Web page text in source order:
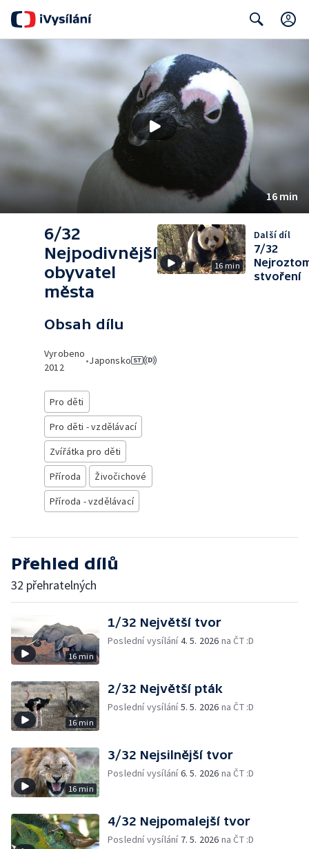
16 min
6/32
Nejpodivnější
obyvatel
města
Obsah dílu
Vyrobeno
2012
•Japonsko
Pro děti
Pro děti - vzdělávací
Zvířátka pro děti
Příroda
Živočichové
Příroda - vzdělávací
16 min
Další díl
7/32
stvoření
Přehled dílů
32 přehratelných
16 min
1/32 Největší tvor
Poslední vysílání4. 5. 2026 na ČT :D
16 min
2/32 Největší pták
Poslední vysílání5. 5. 2026 na ČT :D
16 min
3/32 Nejsilnější tvor
Poslední vysílání6. 5. 2026 na ČT :D
4/32 Nejpomalejší tvor
Poslední vysílání 7. 5. 2026 na ČT :D